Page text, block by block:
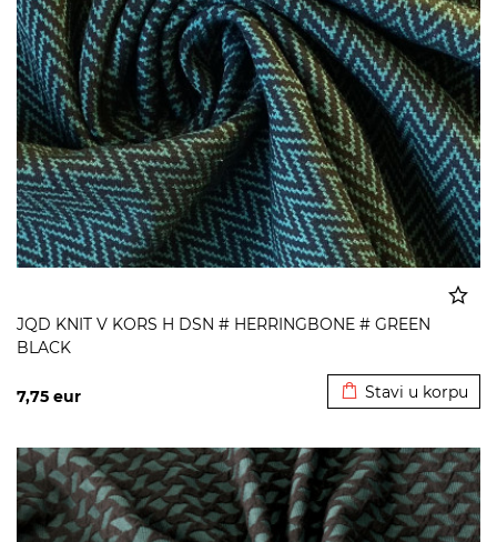
JQD KNIT V KORS H DSN # HERRINGBONE # GREEN
BLACK
7,75 eur Stavi u korpu